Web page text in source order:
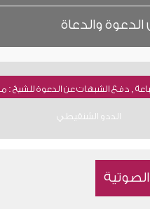
والدعاة
, دفع الشبهات عن الدعوة للشيخ
الددو الشنقيطي